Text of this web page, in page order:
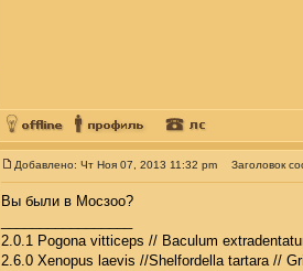
Добавлено: Чт Ноя 07, 2013 11:32 pm Заголовок
Вы были в Мосзоо?
2.0.1 Pogona vitticeps // Baculum
2.6.0 Xenopus laevis //Shelfordella tartara //